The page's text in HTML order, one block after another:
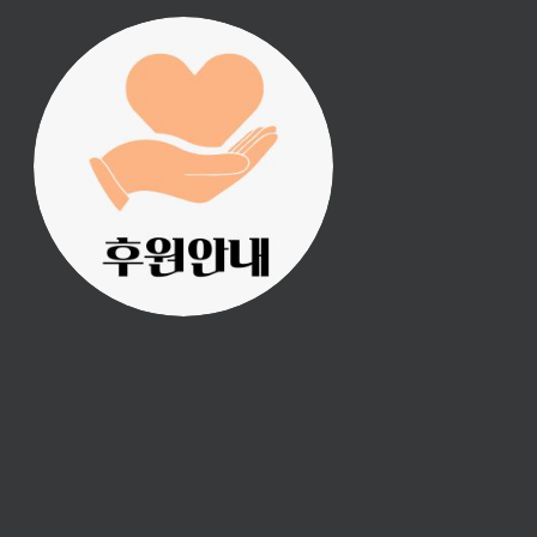
진리횃불 사역은 여러분
의 후원으로 이루어집니
다.